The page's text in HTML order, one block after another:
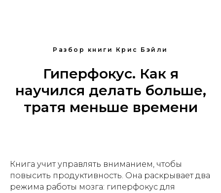
Разбор книги Крис Бэйли
Гиперфокус. Как я
научился делать больше,
тратя меньше времени
Книга учит управлять вниманием, чтобы
повысить продуктивность. Она раскрывает два
режима работы мозга: гиперфокус для